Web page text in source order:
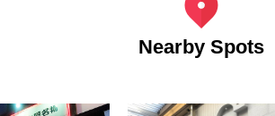
Nearby Spots